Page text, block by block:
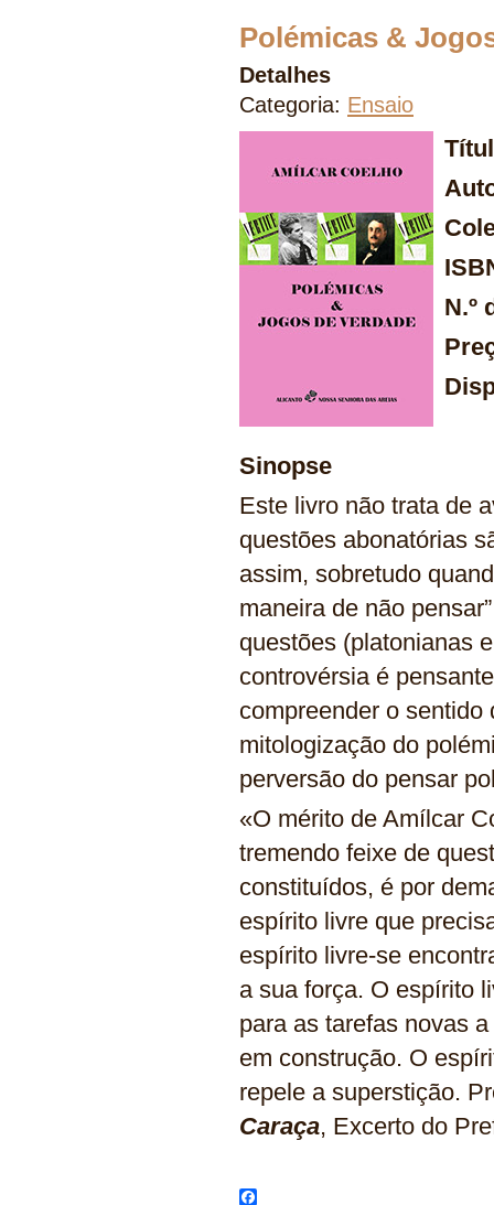
Polémicas &
Detalhes
Categoria: Ensaio
N.º
Sinopse
Este livro não trata de
questões abonatórias
assim, sobretudo
maneira de não
questões (platonianas
controvérsia é
compreender o
mitologização do
perversão do pensar
«O mérito de Amílcar
tremendo feixe de
constituídos, é por
espírito livre que
espírito livre-se
a sua força. O espírito
para as tarefas novas
em construção. O
repele a superstição.
Caraça, Excerto do